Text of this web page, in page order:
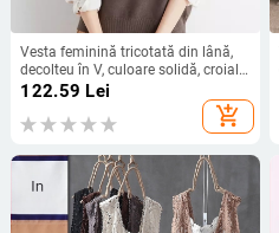
Vesta feminină tricotată din lână,
decolteu în V, culoare solidă, croială
lejeră
122.59 Lei
add_shopping_cart